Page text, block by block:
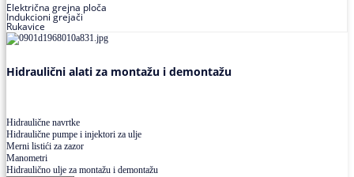
Električna grejna ploča
Indukcioni grejači
Rukavice
Hidraulični alati za montažu i demontažu
Hidraulične navrtke
Hidraulične pumpe i injektori za ulje
Merni listići za zazor
Manometri
Hidraulično ulje za montažu i demontažu